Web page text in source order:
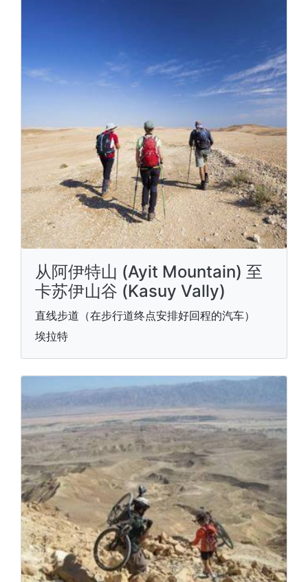
从阿伊特山 (Ayit Mountain) 至
卡苏伊山谷 (Kasuy Vally)
直线步道（在步行道终点安排好回程的汽车）
埃拉特